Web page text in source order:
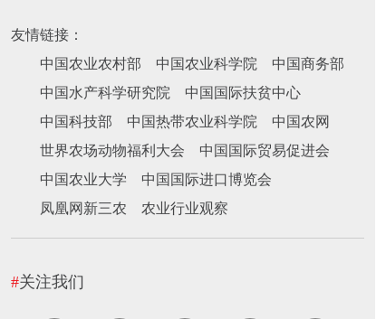
友情链接：
中国农业农村部
中国农业科学院
中国商务部
中国水产科学研究院
中国国际扶贫中心
中国科技部
中国热带农业科学院
中国农网
世界农场动物福利大会
中国国际贸易促进会
中国农业大学
中国国际进口博览会
凤凰网新三农
农业行业观察
#关注我们